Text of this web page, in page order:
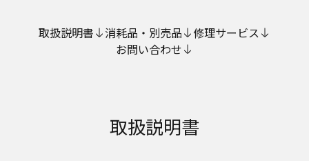
取扱説明書 消耗品・別売品
修理サービス
お問い合わせ
取扱説明書